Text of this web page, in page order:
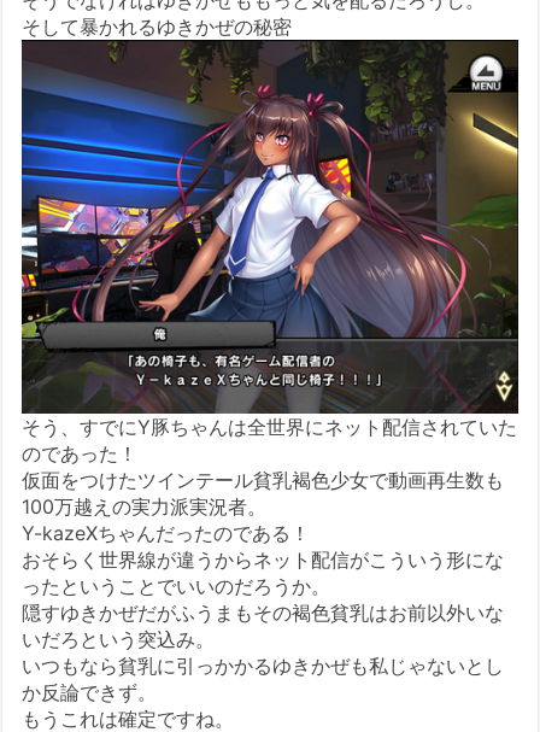
そして暴かれるゆきかぜの秘密
そう、すでにY豚ちゃんは全世界にネット配信されていた
のであった！
仮面をつけたツインテール貧乳褐色少女で動画再生数も
100万越えの実力派実況者。
Y-kazeXちゃんだったのである！
おそらく世界線が違うからネット配信がこういう形にな
ったということでいいのだろうか。
隠すゆきかぜだがふうまもその褐色貧乳はお前以外いな
いだろという突込み。
いつもなら貧乳に引っかかるゆきかぜも私じゃないとし
か反論できず。
もうこれは確定ですね。